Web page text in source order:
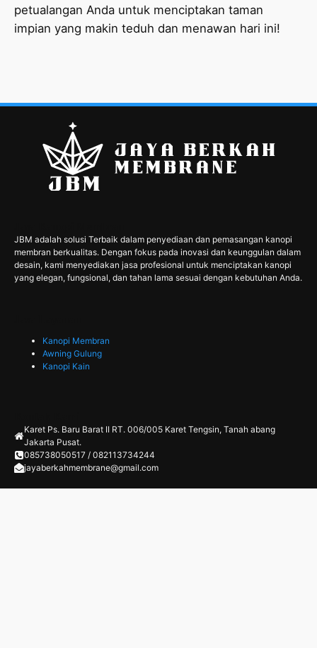
petualangan Anda untuk menciptakan taman
impian yang makin teduh dan menawan hari ini!
JBM adalah solusi Terbaik dalam penyediaan dan pemasangan kanopi
membran berkualitas. Dengan fokus pada inovasi dan keunggulan dalam
desain, kami menyediakan jasa profesional untuk menciptakan kanopi
yang elegan, fungsional, dan tahan lama sesuai dengan kebutuhan Anda.
Kanopi Membran
Awning Gulung
Kanopi Kain
Karet Ps. Baru Barat II RT. 006/005 Karet Tengsin, Tanah abang
Jakarta Pusat.
085738050517 / 082113734244
jayaberkahmembrane@gmail.com